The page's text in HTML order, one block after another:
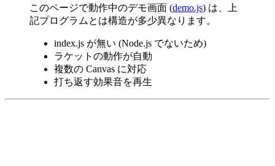
このページで動作中のデモ画面 (demo.js) は、上
記プログラムとは構造が多少異なります。
index.js が無い (Node.js でないため)
ラケットの動作が自動
複数の Canvas に対応
打ち返す効果音を再生